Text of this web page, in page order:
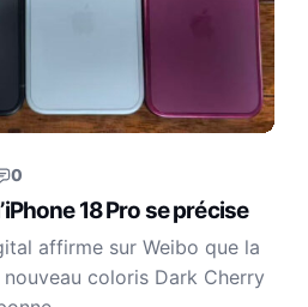
0
18 Pro se précise
affirme sur Weibo que la
coloris Dark Cherry